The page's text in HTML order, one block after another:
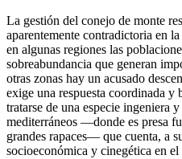
La gestión del conejo de monte
aparentemente contradictoria en
en algunas regiones las
sobreabundancia que generan
otras zonas hay un acusado
exige una respuesta coordinada y
tratarse de una especie ingeniera
mediterráneos —donde es presa
grandes rapaces— que cuenta, a
socioeconómica y cinegética en